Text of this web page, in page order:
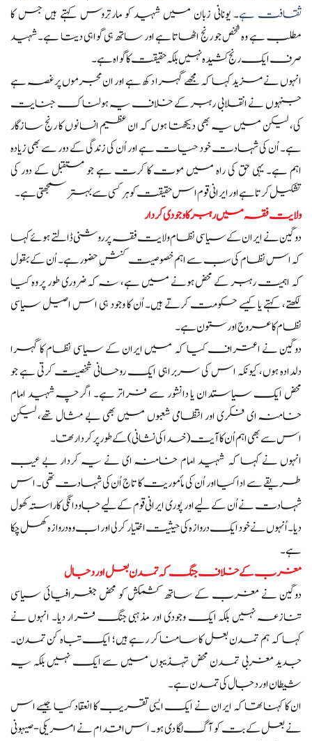
ثقافت ہے۔ یونانی زبان میں شہید کو مارتِروس کہتے ہیں جس کا
مطلب ہے وہ شخص جو رنج اٹھاتا ہے اور ساتھ ہی گواہی دیتا ہے۔ شہید
صرف ایک رنج کشیدہ نہیں بلکہ حقیقت کا گواہ ہے۔
انہوں نے مزید کہا کہ مجھے گہرا دکھ ہے اور ان مجرموں پر غصہ ہے
جنہوں نے انقلابی رہبر کے خلاف یہ ہولناک جنایت
کی، لیکن میں یہ بھی دیکھتا ہوں کہ ان عظیم انسانوں کا رنج سازگار
ہے۔ اُن کی شہادت خود حیات ہے اور اُن کی زندگی کے دور سے بھی زیادہ
اہم ہے۔ یہی حق کی راہ میں موت کا کرت ہے جو مستقبل کے دور کی
تشکیل کرتا ہے اور ایرانی قوم اس حقیقت کو ہر کسی سے بہتر سمجھتی ہے۔
ولایت فقہ میں رہبر کا وجودی کردار
دوگین نے ایران کے سیاسی نظام ولایت فقہ پر روشنی ڈالتے ہوئے کہا
کہ اس نظام کی سب سے اہم خصوصیت کنشِ حضور ہے۔ اُن کے بقول
کہ اہمیت رہبر کے محض ہونے میں ہے، نہ کہ ضروری طور پر وہ کیا
لکھتے، کہتے یا کیسے حکومت کرتے ہیں۔ اُن کا وجود ہی اس اصیل سیاسی
نظام کا عروج اور ستون ہے۔
دوگین نے اعتراف کیا کہ میں ایران کے سیاسی نظام کا گہرا
دلدادہ ہوں، کیونکہ اس کی سربراہی ایک روحانی شخصیت کرتی ہے جو
محض ایک سیاستدان یا دانشور سے فراتر ہے۔ اگرچہ شہید امام
خامنہ ای فکری اور انتظامی شعبوں میں بھی بے مثال تھے، لیکن
اس سے بھی اہم اُن کا آیت (خدا کی نشانی) کے طور پر کردار تھا۔
انہوں نے کہا کہ شہید امام خامنہ ای نے یہ کردار بے عیب
طریقے سے ادا کیا اور اُن کی مأموریت کا تاج اُن کی شہادت تھی۔ اس
شہادت نے اُن کے لیے اور پوری ایرانی قوم کے لیے جاودانگی کا راستہ کھول
دیا۔ اُنہوں نے خود ایک دروازہ کی حیثیت اختیار کر لی اور اب وہ دروازہ کھل چکا
ہے۔
مغرب کے خلاف جنگ کہ تمدن بعل اور دجال
دوگین نے مغرب کے ساتھ کشمکش کو محض جغرافیائی سیاسی
تنازعہ نہیں بلکہ ایک وجودی اور مذہبی جنگ قرار دیا۔ انہوں نے
کہا کہ ہم تمدن بعل کا سامنا کر رہے ہیں؛ ایک تباہ کن تمدن۔
جدید مغربی تمدن محض تہذیبوں میں سے ایک نہیں بلکہ یہ
شیطان اور دجال کی تمدن ہے۔
ان کا کہنا تھا کہ ایران نے ایک ایسی تقریب کا انعقاد کیا جیسے اس
نے بعل کے بت کو آگ لگا دی ہو۔ اس اقدام نے امریکی-صیہونی